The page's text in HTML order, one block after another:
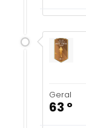
Geral
63 º